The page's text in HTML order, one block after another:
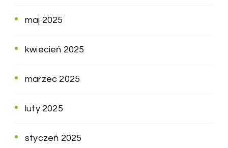
maj 2025
kwiecień 2025
marzec 2025
luty 2025
styczeń 2025